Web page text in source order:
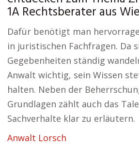
1A Rechtsberater aus
Dafür benötigt man
in juristischen Fachfragen. Da
Gegebenheiten ständig
Anwalt wichtig, sein Wissen
halten. Neben der
Grundlagen zählt auch das
Sachverhalte klar zu erläutern.
Anwalt Lorsch